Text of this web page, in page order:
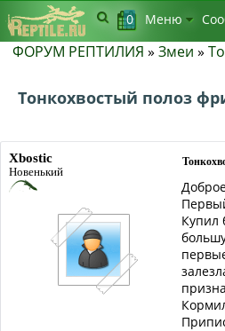
ФОРУМ РЕПТИЛИЯ » Змеи »
Тонкохвостый полоз
Xbostic
Новенький
Купил
0 Меню